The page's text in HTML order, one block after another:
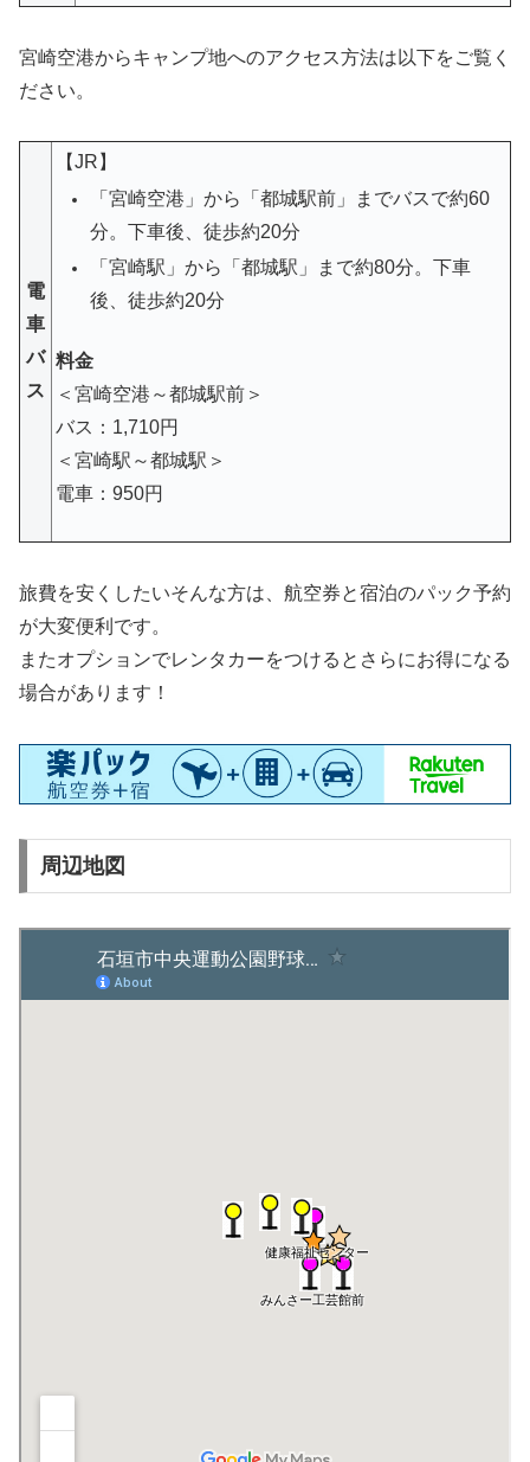
宮崎空港からキャンプ地へのアクセス方法は以下をご覧く
ださい。
電
車
バ
ス
【JR】
「宮崎空港」から「都城駅前」までバスで約60
分。 下車後、徒歩約20分
「宮崎駅」から「都城駅」まで約80分。下車
後、徒歩約20分
料金
＜宮崎空港～都城駅前＞
バス：1,710円
＜宮崎駅～都城駅＞
電車：950円
旅費を安くしたいそんな方は、航空券と宿泊のパック予約
が大変便利です。
またオプションでレンタカーをつけるとさらにお得になる
場合があります！
周辺地図